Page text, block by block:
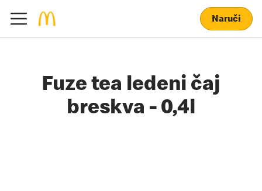
Naruči
Fuze tea ledeni čaj
breskva - 0,4l